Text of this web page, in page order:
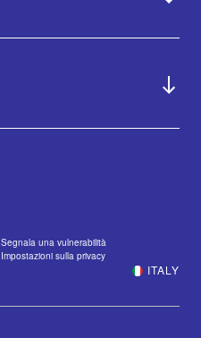
Segnala una vulnerabilità
Impostazioni sulla privacy
ITALY